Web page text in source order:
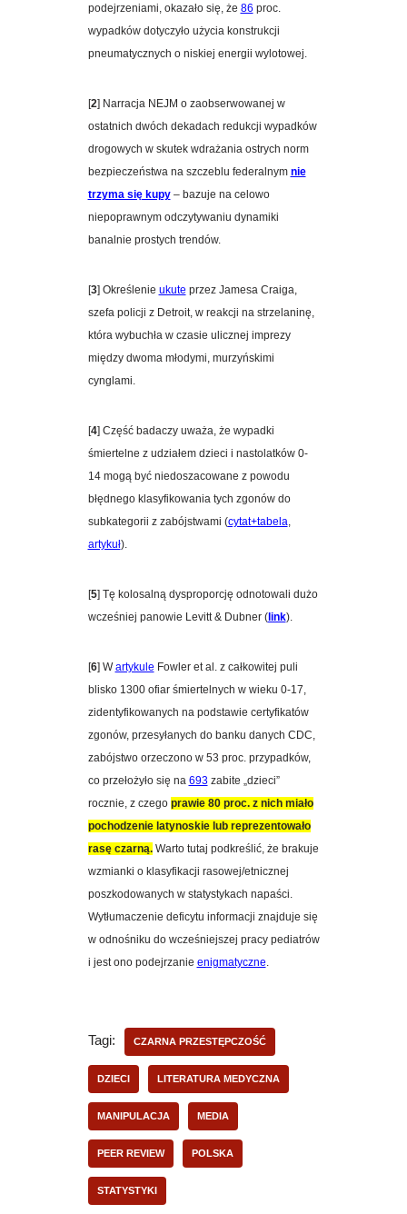
podejrzeniami, okazało się, że 86 proc.
wypadków dotyczyło użycia konstrukcji
pneumatycznych o niskiej energii wylotowej.
[2] Narracja NEJM o zaobserwowanej w
ostatnich dwóch dekadach redukcji wypadków
drogowych w skutek wdrażania ostrych norm
bezpieczeństwa na szczeblu federalnym nie
trzyma się kupy– bazuje na celowo
niepoprawnym odczytywaniu dynamiki
banalnie prostych trendów.
[3] Określenie ukute przez Jamesa Craiga,
szefa policji z Detroit, w reakcji na strzelaninę,
która wybuchła w czasie ulicznej imprezy
między dwoma młodymi, murzyńskimi
cynglami.
[4] Część badaczy uważa, że wypadki
śmiertelne z udziałem dzieci i nastolatków 0-
14 mogą być niedoszacowane z powodu
błędnego klasyfikowania tych zgonów do
subkategorii z zabójstwami (cytat+tabela,
artykuł).
[5] Tę kolosalną dysproporcję odnotowali dużo
wcześniej panowie Levitt & Dubner (link).
[6] Wartykule Fowler et al. z całkowitej puli
blisko 1300 ofiar śmiertelnych w wieku 0-17,
zidentyfikowanych na podstawie certyfikatów
zgonów, przesyłanych do banku danych CDC,
zabójstwo orzeczono w 53 proc. przypadków,
co przełożyło się na 693zabite „dzieci”
rocznie, z czego prawie 80 proc. z nich miało
pochodzenie latynoskie lub reprezentowało
rasę czarną.Warto tutaj podkreślić, że brakuje
wzmianki o klasyfikacji rasowej/etnicznej
poszkodowanych w statystykach napaści.
Wytłumaczenie deficytu informacji znajduje się
w odnośniku do wcześniejszej pracy pediatrów
i jest ono podejrzanie enigmatyczne.
Tagi: CZARNA PRZESTĘPCZOŚĆ
DZIECI LITERATURA MEDYCZNA
MANIPULACJA MEDIA
PEER REVIEW POLSKA
STATYSTYKI